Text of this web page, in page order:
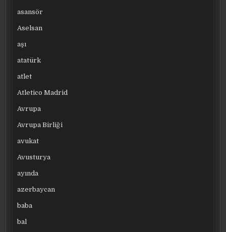
asansör
Aselsan
aşı
atatürk
atlet
Atletico Madrid
Avrupa
Avrupa Birliği
avukat
Avusturya
ayında
azerbaycan
baba
bal